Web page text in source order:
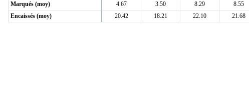
Marqués (moy)
4.67 3.50 8.29 8.55
Encaissés (moy)
20.42 18.21 22.10 21.68